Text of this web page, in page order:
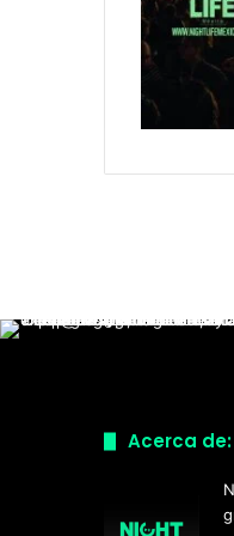
Acerca de: